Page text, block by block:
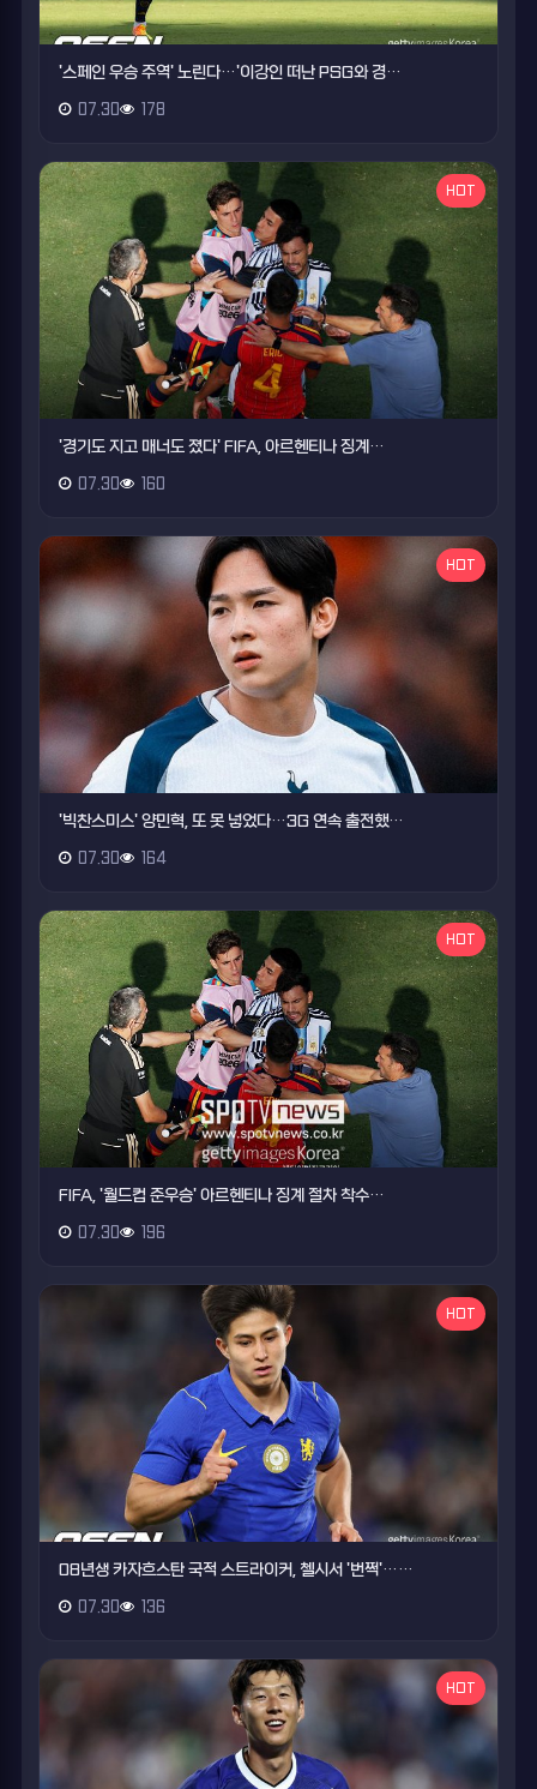
'스페인 우승 주역' 노린다…'이강인 떠난 PSG와 경…
07.30 178
HOT
'경기도 지고 매너도 졌다' FIFA, 아르헨티나 징계…
07.30 160
HOT
'빅찬스미스' 양민혁, 또 못 넣었다…3G 연속 출전했…
07.30 164
HOT
FIFA, '월드컵 준우승' 아르헨티나 징계 절차 착수…
07.30 196
HOT
08년생 카자흐스탄 국적 스트라이커, 첼시서 '번쩍'……
07.30 136
HOT